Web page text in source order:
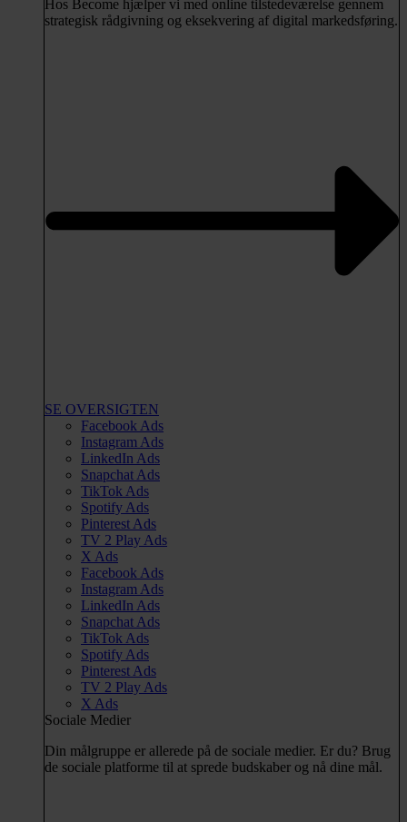
Hos Become hjælper vi med online tilstedeværelse gennem
strategisk rådgivning og eksekvering af digital markedsføring.
SE OVERSIGTEN
Facebook Ads
Instagram Ads
LinkedIn Ads
Snapchat Ads
TikTok Ads
Spotify Ads
Pinterest Ads
TV 2 Play Ads
X Ads
Facebook Ads
Instagram Ads
LinkedIn Ads
Snapchat Ads
TikTok Ads
Spotify Ads
Pinterest Ads
TV 2 Play Ads
X Ads
Sociale Medier
Din målgruppe er allerede på de sociale medier. Er du? Brug
de sociale platforme til at sprede budskaber og nå dine mål.